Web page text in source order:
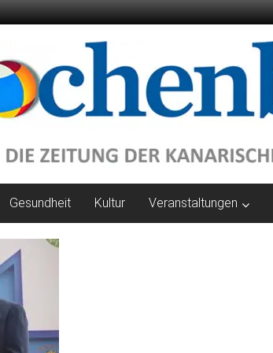
Gesundheit Kultur Veranstaltungen